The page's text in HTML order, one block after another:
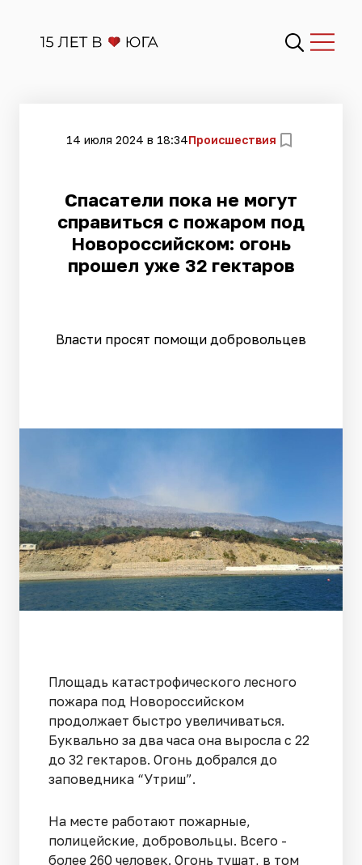
14 июля 2024 в 18:34Происшествия
Спасатели пока не могут
справиться с пожаром под
Новороссийском: огонь
прошел уже 32 гектаров
Власти просят помощи добровольцев
Площадь катастрофического лесного
пожара под Новороссийском
продолжает быстро увеличиваться.
Буквально за два часа она выросла с 22
до 32 гектаров. Огонь добрался до
заповедника “Утриш”.
На месте работают пожарные,
полицейские, добровольцы. Всего -
более 260 человек. Огонь тушат, в том